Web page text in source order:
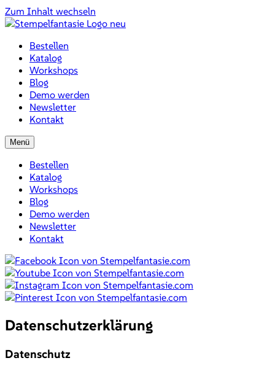
Zum Inhalt wechseln
Bestellen
Katalog
Workshops
Blog
Demo werden
Newsletter
Kontakt
Menü
Bestellen
Katalog
Workshops
Blog
Demo werden
Newsletter
Kontakt
Datenschutzerklärung
Datenschutz